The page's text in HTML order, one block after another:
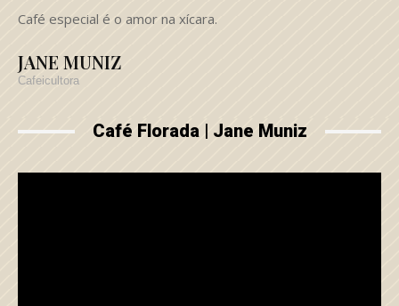
Café especial é o amor na xícara.
JANE MUNIZ
Cafeicultora
Café Florada | Jane Muniz